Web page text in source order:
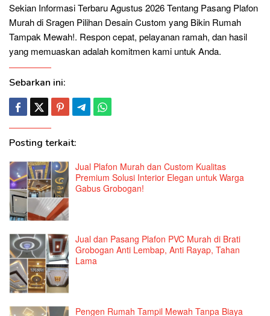
Sekian Informasi Terbaru Agustus 2026 Tentang Pasang Plafon
Murah di Sragen Pilihan Desain Custom yang Bikin Rumah
Tampak Mewah!. Respon cepat, pelayanan ramah, dan hasil
yang memuaskan adalah komitmen kami untuk Anda.
Sebarkan ini:
Posting terkait:
Jual Plafon Murah dan Custom Kualitas
Premium Solusi Interior Elegan untuk Warga
Gabus Grobogan!
Jual dan Pasang Plafon PVC Murah di Brati
Grobogan Anti Lembap, Anti Rayap, Tahan
Lama
Pengen Rumah Tampil Mewah Tanpa Biaya